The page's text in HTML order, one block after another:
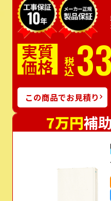
実質
価格 税込
この商品でお見積り
7万円補